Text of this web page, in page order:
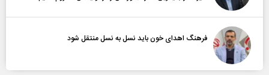
فرهنگ اهدای خون باید نسل به نسل منتقل شود